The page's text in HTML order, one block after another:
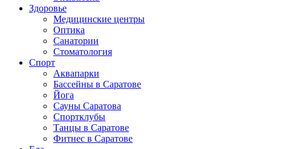
Здоровье
Медицинские центры
Оптика
Санатории
Стоматология
Спорт
Аквапарки
Бассейны в Саратове
Йога
Сауны Саратова
Спортклубы
Танцы в Саратове
Фитнес в Саратове